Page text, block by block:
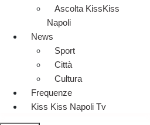
Ascolta KissKiss
Napoli
News
Sport
Città
Cultura
Frequenze
Kiss Kiss Napoli Tv